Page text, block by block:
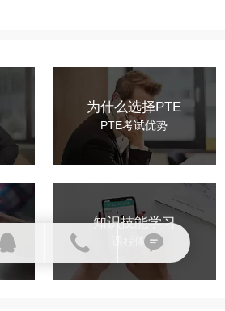
为什么选择PTE
PTE考试优势
知识技能学习
课程体系